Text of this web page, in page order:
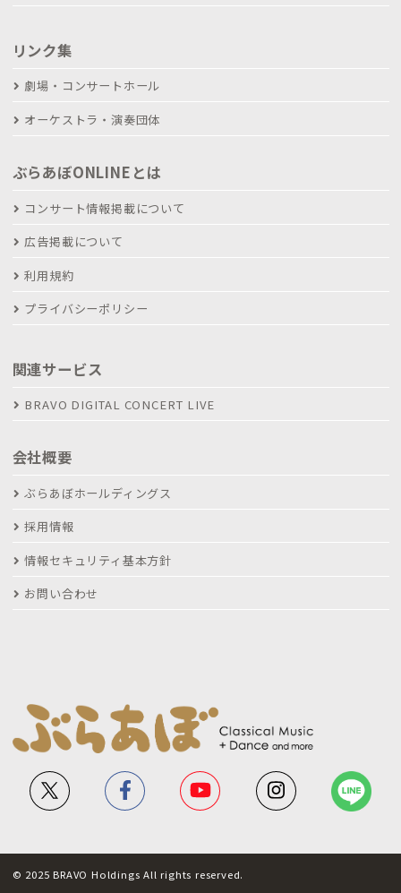
リンク集
劇場・コンサートホール
オーケストラ・演奏団体
ぶらあぼONLINEとは
コンサート情報掲載について
広告掲載について
利用規約
プライバシーポリシー
関連サービス
BRAVO DIGITAL CONCERT LIVE
会社概要
ぶらあぼホールディングス
採用情報
情報セキュリティ基本方針
お問い合わせ
© 2025 BRAVO Holdings All rights reserved.